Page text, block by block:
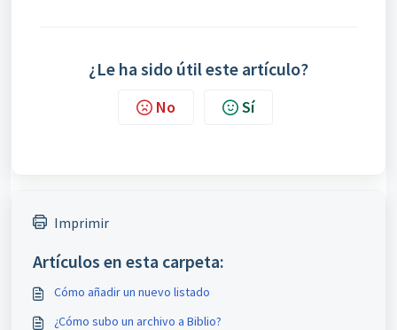
¿Le ha sido útil este artículo?
No Sí
Imprimir
Artículos en esta carpeta:
Cómo añadir un nuevo listado
¿Cómo subo un archivo a Biblio?